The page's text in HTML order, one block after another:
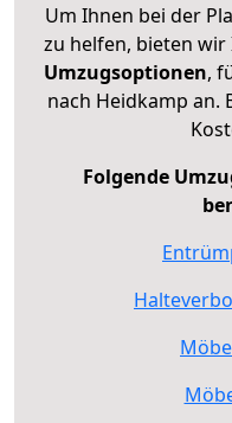
Um Ihnen bei der
zu helfen, bieten wir
Umzugsoptionen,
nach Heidkamp an.
Folgende